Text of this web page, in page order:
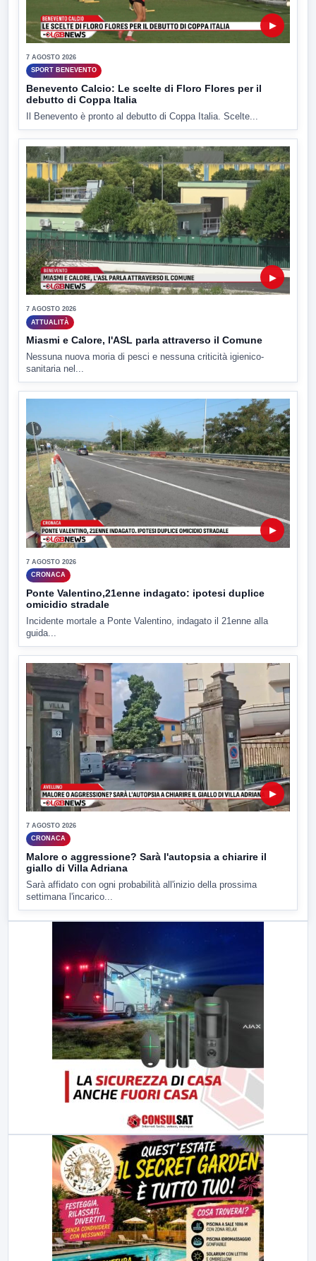
▶
7 AGOSTO 2026
SPORT BENEVENTO
Benevento Calcio: Le scelte di Floro Flores per il
debutto di Coppa Italia
Il Benevento è pronto al debutto di Coppa Italia. Scelte...
▶
7 AGOSTO 2026
ATTUALITÀ
Miasmi e Calore, l'ASL parla attraverso il Comune
Nessuna nuova moria di pesci e nessuna criticità igienico-
sanitaria nel...
▶
7 AGOSTO 2026
CRONACA
Ponte Valentino,21enne indagato: ipotesi duplice
omicidio stradale
Incidente mortale a Ponte Valentino, indagato il 21enne alla
guida...
▶
7 AGOSTO 2026
CRONACA
Malore o aggressione? Sarà l'autopsia a chiarire il
giallo di Villa Adriana
Sarà affidato con ogni probabilità all'inizio della prossima
settimana l'incarico...